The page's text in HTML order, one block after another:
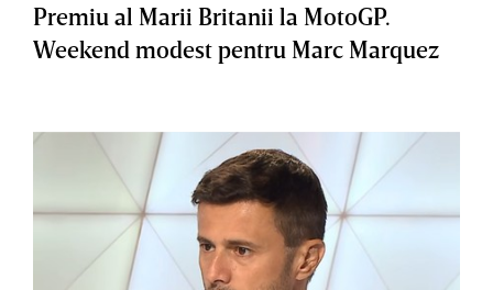
Premiu al Marii Britanii la MotoGP.
Weekend modest pentru Marc Marquez